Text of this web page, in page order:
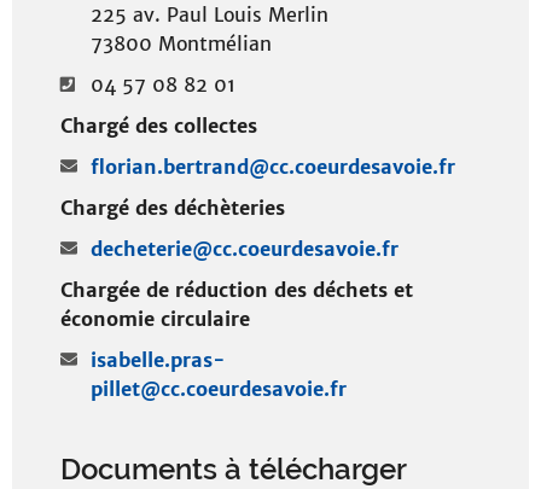
225 av. Paul Louis Merlin
73800 Montmélian
04 57 08 82 01
Chargé des collectes
florian.bertrand@cc.coeurdesavoie.fr
Chargé des déchèteries
decheterie@cc.coeurdesavoie.fr
Chargée de réduction des déchets et
économie circulaire
isabelle.pras-
pillet@cc.coeurdesavoie.fr
Documents à télécharger